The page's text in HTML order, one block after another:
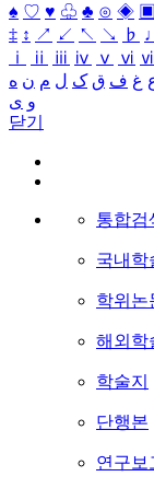
♠ ♡ ♥ ♧ ♣ ⊙ ◈ ▣
‡ ↕ ↗ ↙ ↖ ↘ ♭ ♩
ⅰ
ⅱ ⅲ ⅳ ⅴ ⅵ
غ ف ق ک ل م ن ه
و ی
닫기
통합검
국내학
학위논
해외학
학술지
단행본
연구보